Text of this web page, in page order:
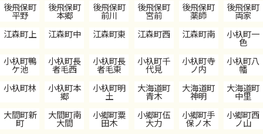
後飛保町
平野
後飛保町
本郷
後飛保町
前川
後飛保町
宮前
後飛保町
薬師
後飛保町
両家
江森町上
江森町中 江森町東 江森町西 江森町南 小杁町一
色
小杁町鴨
ケ池
小杁町長
者毛西
小杁町長
者毛東
小杁町千
代見
小杁町寺
ノ内
小杁町八
幡
小杁町林
小杁町本
郷
小杁町明
土
大海道町
青木
大海道町
神明
大海道町
中里
大間町新
町
大間町南
大間
小郷町粟
田木
小郷町伍
大力
小郷町手
保ノ木
小郷町西
ノ山